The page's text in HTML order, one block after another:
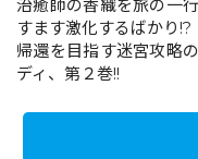
治癒師の香織を旅の一
すます激化するばかり!?
帰還を目指す迷宮攻略
ディ、第２巻!!